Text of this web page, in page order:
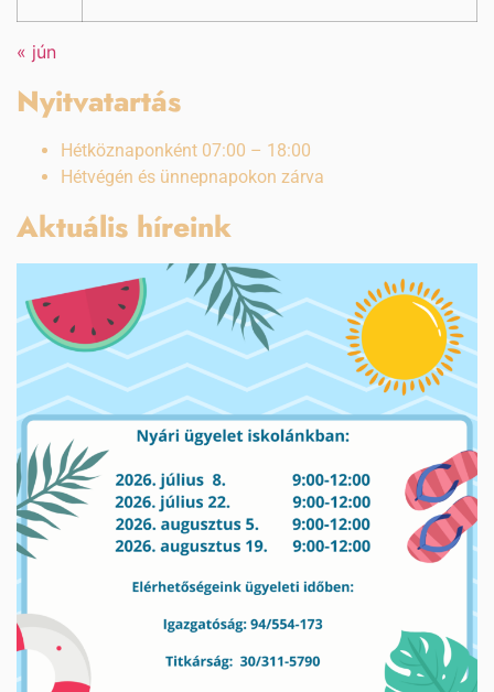
« jún
Nyitvatartás
Hétköznaponként 07:00 – 18:00
Hétvégén és ünnepnapokon zárva
Aktuális híreink